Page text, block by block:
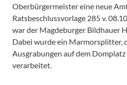
Oberbürgermeister eine neue
Ratsbeschlussvorlage 285 v.
war der Magdeburger Bildhauer
Dabei wurde ein Marmorsplitter,
Ausgrabungen auf dem
verarbeitet.